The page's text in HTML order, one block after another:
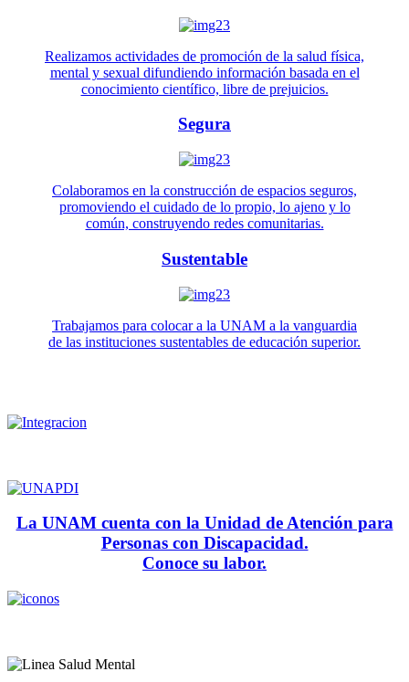
Realizamos actividades de promoción de la salud física,
mental y sexual difundiendo información basada en el
conocimiento científico, libre de prejuicios.
Segura
Colaboramos en la construcción de espacios seguros,
promoviendo el cuidado de lo propio, lo ajeno y lo
común, construyendo redes comunitarias.
Sustentable
Trabajamos para colocar a la UNAM a la vanguardia
de las instituciones sustentables de educación superior.
La UNAM cuenta con la Unidad de Atención para
Personas con Discapacidad.
Conoce su labor.